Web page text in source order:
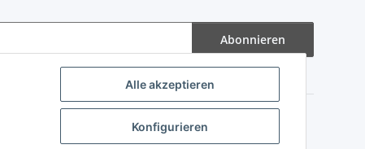
Alle akzeptieren
Konfigurieren
Abonnieren